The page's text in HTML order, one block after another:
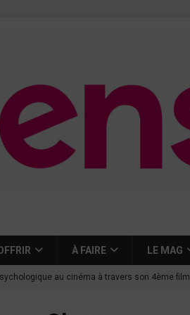
À FAIRE LE MAG
au cinéma à travers son 4ème film